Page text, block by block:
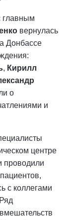
главным
вернулась
Донбассе
, Кирилл
о
и
центре
проводили
с коллегами